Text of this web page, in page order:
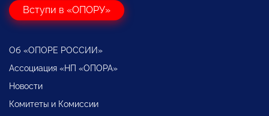
Вступи в «ОПОРУ»
Об «ОПОРЕ РОССИИ»
Ассоциация «НП «ОПОРА»
Новости
Комитеты и Комиссии